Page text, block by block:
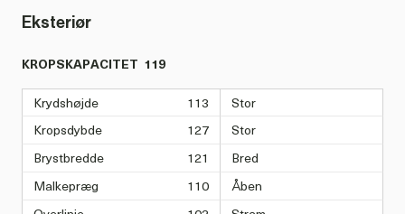
Eksteriør
KROPSKAPACITET 119
Krydshøjde 113
Stor
Kropsdybde
127
Stor
Brystbredde
121
Bred
Malkepræg
110
Åben